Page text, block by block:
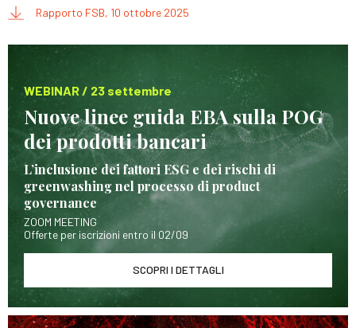
Rapporto FSB, 10 ottobre 2025
WEBINAR / 23 settembre
Nuove linee guida EBA sulla POG
dei prodotti bancari
L’inclusione dei fattori ESG e dei rischi di
greenwashing nel processo di product
governance
ZOOM MEETING
Offerte per iscrizioni entro il 02/09
SCOPRI I DETTAGLI